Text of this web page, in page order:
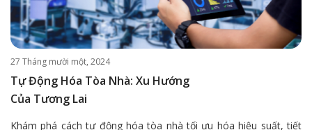
27 Tháng mười một, 2024
Tự Động Hóa Tòa Nhà: Xu Hướng
Của Tương Lai
Khám phá cách tự động hóa tòa nhà tối ưu hóa hiệu suất, tiết